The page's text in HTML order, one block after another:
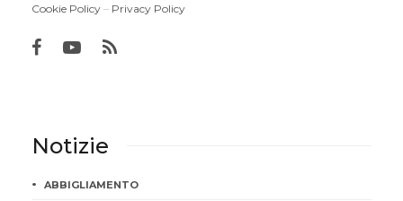
Cookie Policy – Privacy Policy
Notizie
ABBIGLIAMENTO